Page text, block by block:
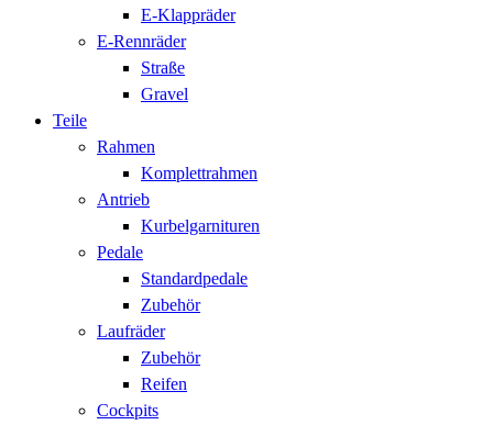
E-Klappräder
E-Rennräder
Straße
Gravel
Teile
Rahmen
Komplettrahmen
Antrieb
Kurbelgarnituren
Pedale
Standardpedale
Zubehör
Laufräder
Zubehör
Reifen
Cockpits